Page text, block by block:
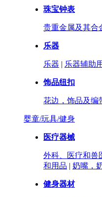
珠宝钟表
贵重金属及其合
乐器
乐器 | 乐器辅助
饰品纽扣
花边，饰品及编
婴童/玩具/健身
医疗器械
外科、医疗和兽
和用品 | 奶嘴，
健身器材